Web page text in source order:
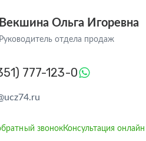
Векшина Ольга Игоревна
Руководитель отдела продаж
777-123-0
звонокКонсультация онлайн